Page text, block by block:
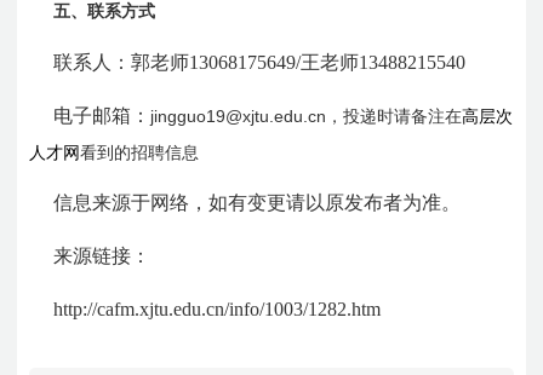
五、联系方式
联系人：郭老师13068175649/王老师13488215540
电子邮箱： jingguo19@xjtu.edu.cn，投递时请备注在高层次
人才网看到的招聘信息
信息来源于网络，如有变更请以原发布者为准。
来源链接：
http://cafm.xjtu.edu.cn/info/1003/1282.htm